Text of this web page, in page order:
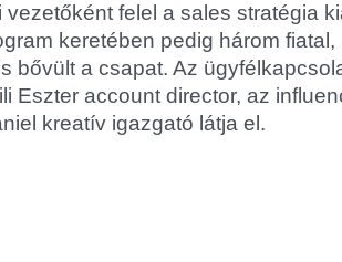
vezetőként felel a sales stratégia
keretében pedig három
bővült a csapat. Az
Eszter account director, az
kreatív igazgató látja el.